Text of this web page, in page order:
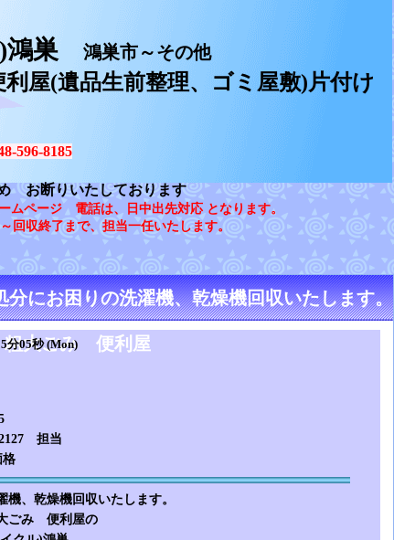
鴻巣 鴻巣市～その他
屋(遺品生前整理、ゴミ屋敷)片付け
596-8185
め お断りいたしております
ムページ 電話は、日中出先対応 となります。
回収終了まで、担当一任いたします。
にお困りの洗濯機、乾燥機回収いたします。
大ごみ 便利屋
分05秒 (Mon)
2127 担当
格
機、乾燥機回収いたします。
ごみ 便利屋の